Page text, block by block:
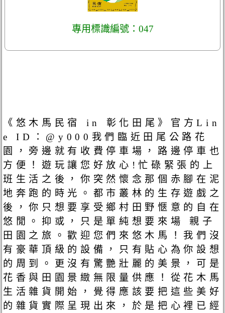
專用標識編號：047
《悠木馬民宿 in 彰化田尾》官方Lin
e ID：@y000我們臨近田尾公路花
園，旁邊就有收費停車場，路邊停車也
方便！遊玩讓您好放心!忙碌緊張的上
班生活之後，你突然懷念那個赤腳在泥
地奔跑的時光。都市叢林的生存遊戲之
後，你只想要享受鄉村田野愜意的自在
悠閒。抑或，只是單純想要來場 親子
田園之旅。歡迎您們來悠木馬！我們沒
有豪華頂級的設備，只有貼心為你設想
的周到。更沒有驚艷壯麗的美景，可是
花香與田園景緻無限量供應！從花木馬
生活雜貨開始，覺得應該要把這些美好
的雜貨實際呈現出來，於是把心裡已經